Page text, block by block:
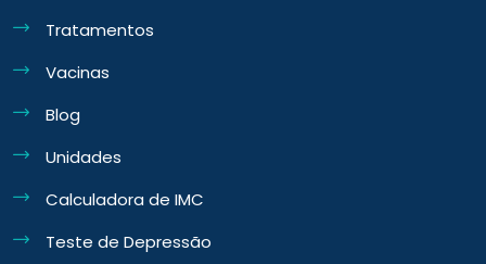
Tratamentos
Vacinas
Blog
Unidades
Calculadora de IMC
Teste de Depressão